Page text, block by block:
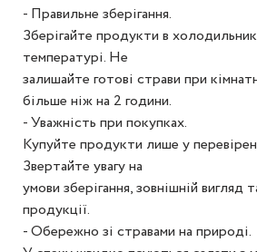
- Правильне зберігання.
Зберігайте продукти в
температурі. Не
залишайте готові страви при
більше ніж на 2 години.
- Уважність при покупках.
Купуйте продукти лише у
Звертайте увагу на
умови зберігання, зовнішній вигляд
продукції.
- Обережно зі стравами на природі.